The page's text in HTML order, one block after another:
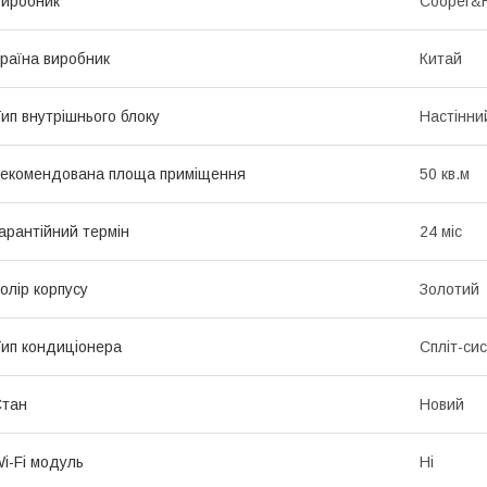
виробник Китай
внутрішнього блоку
площа приміщення 50 кв.м
термін 24 міс
корпусу Золотий
кондиціонера Спліт-
Новий
Fi модуль Ні